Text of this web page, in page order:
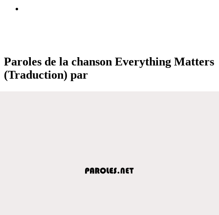
Paroles de la chanson Everything Matters
(Traduction) par